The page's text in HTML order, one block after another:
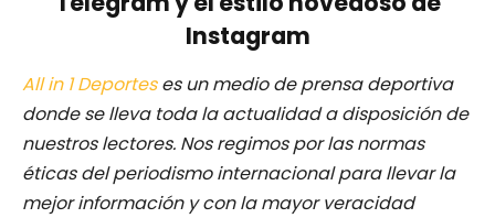
Instagram
All in 1 Deporteses un medio de prensa deportiva
donde se lleva toda la actualidad a disposición de
nuestros lectores. Nos regimos por las normas
éticas del periodismo internacional para llevar la
mejor información y con la mayor veracidad